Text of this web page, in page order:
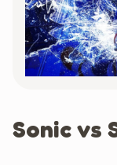
Sonic vs